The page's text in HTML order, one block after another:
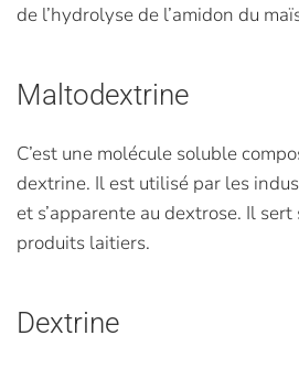
de l’hydrolyse de l’amidon du
Maltodextrine
C’est une molécule soluble
dextrine. Il est utilisé par les
et s’apparente au dextrose. Il
produits laitiers.
Dextrine